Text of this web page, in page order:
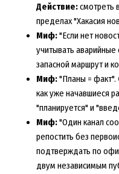
Действие:смотреть
пределах "Хакасия
Миф:"Если нет
учитывать аварийные
запасной маршрут и
Миф:"Планы = факт".
как уже начавшиеся
"планируется" и
Миф:"Один канал
репостить без
подтверждать по
двум независимым